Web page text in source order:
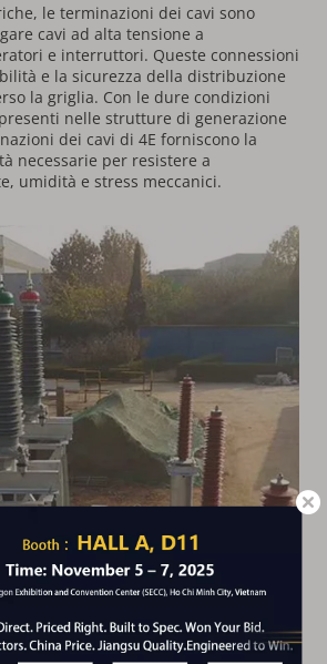
le terminazioni dei cavi sono
cavi ad alta tensione a
e interruttori. Queste connessioni
e la sicurezza della distribuzione
la griglia. Con le dure condizioni
nelle strutture di generazione
dei cavi di 4E forniscono la
necessarie per resistere a
umidità e stress meccanici.